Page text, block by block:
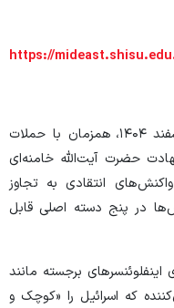
https://
فضای مجازی چین در بازه ۹-۲۶ اسفند ۱۴۰۴، همزمان با حملات
حضرت آیت‌الله خامنه‌ای
انتقادی به تجاوز
در پنج دسته اصلی قابل
برجسته مانند
میلیون دنبال‌کننده که اسرائیل را «کوچک و